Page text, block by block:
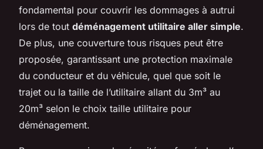
fondamental pour couvrir les dommages à autrui
lors de tout déménagement utilitaire aller simple.
De plus, une couverture tous risques peut être
proposée, garantissant une protection maximale
du conducteur et du véhicule, quel que soit le
trajet ou la taille de l’utilitaire allant du 3m³ au
20m³ selon le choix taille utilitaire pour
déménagement.